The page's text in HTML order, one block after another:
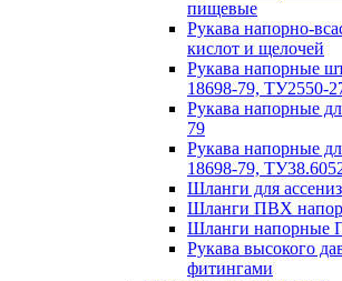
пищевые
Рукава напорно-
кислот и щелочей
Рукава напорные
18698-79, ТУ2550-
Рукава напорные
79
Рукава напорные
18698-79,
Шланги для
Шланги ПВХ
Шланги напорные
Рукава высокого
фитингами